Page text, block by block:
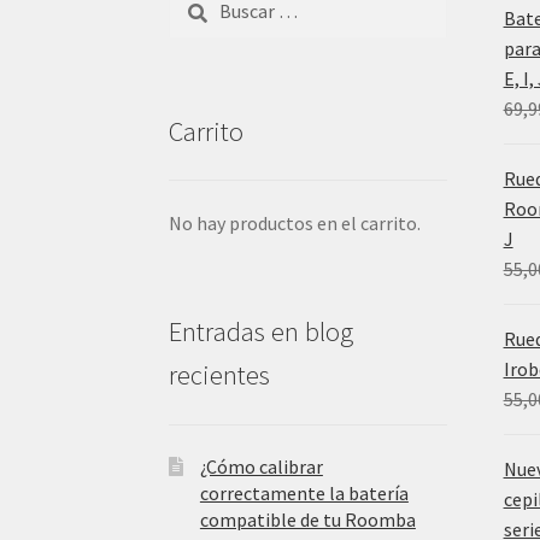
Carrito
No hay productos en el carrito.
Entradas en blog
recientes
¿Cómo calibrar
correctamente la batería
compatible de tu Roomba
E,
J